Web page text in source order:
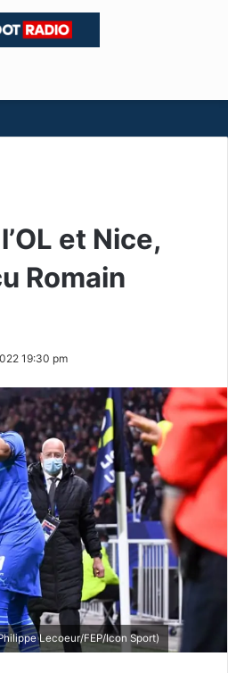
et Nice,
Romain
19:30 pm
Lecoeur/FEP/Icon Sport)